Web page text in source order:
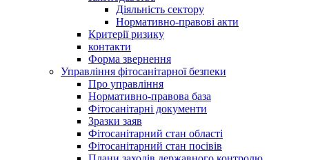
Діяльність сектору
Нормативно-правові акти
Критерії ризику
контакти
Форма звернення
Управління фітосанітарної безпеки
Про управління
Нормативно-правова база
Фітосанітарні документи
Зразки заяв
Фітосанітарний стан області
Фітосанітарний стан посівів